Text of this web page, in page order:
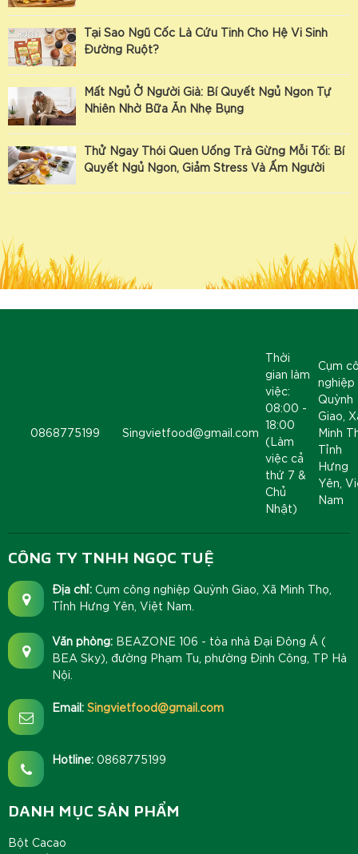
Tại Sao Ngũ Cốc Là Cứu Tinh Cho Hệ Vi Sinh
Đường Ruột?
Mất Ngủ Ở Người Già: Bí Quyết Ngủ Ngon Tự
Nhiên Nhờ Bữa Ăn Nhẹ Bụng
Thử Ngay Thói Quen Uống Trà Gừng Mỗi Tối: Bí
Quyết Ngủ Ngon, Giảm Stress Và Ấm Người
0868775199 Singvietfood@gmail.com
Thời
gian làm
việc:
08:00 -
18:00
(Làm
việc cả
thứ 7 &
Chủ
Nhật)
Cụm
nghiệp
Quỳnh
Giao,
Minh
Tỉnh
Hưng
Yên,
Nam
CÔNG TY TNHH NGỌC TUỆ
Địa chỉ: Cụm công nghiệp Quỳnh Giao, Xã Minh Thọ,
Tỉnh Hưng Yên, Việt Nam.
Văn phòng: BEAZONE 106 - tòa nhà Đại Đông Á (
BEA Sky), đường Phạm Tu, phường Định Công, TP Hà
Nội.
Email: Singvietfood@gmail.com
Hotline: 0868775199
DANH MỤC SẢN PHẨM
Bột Cacao